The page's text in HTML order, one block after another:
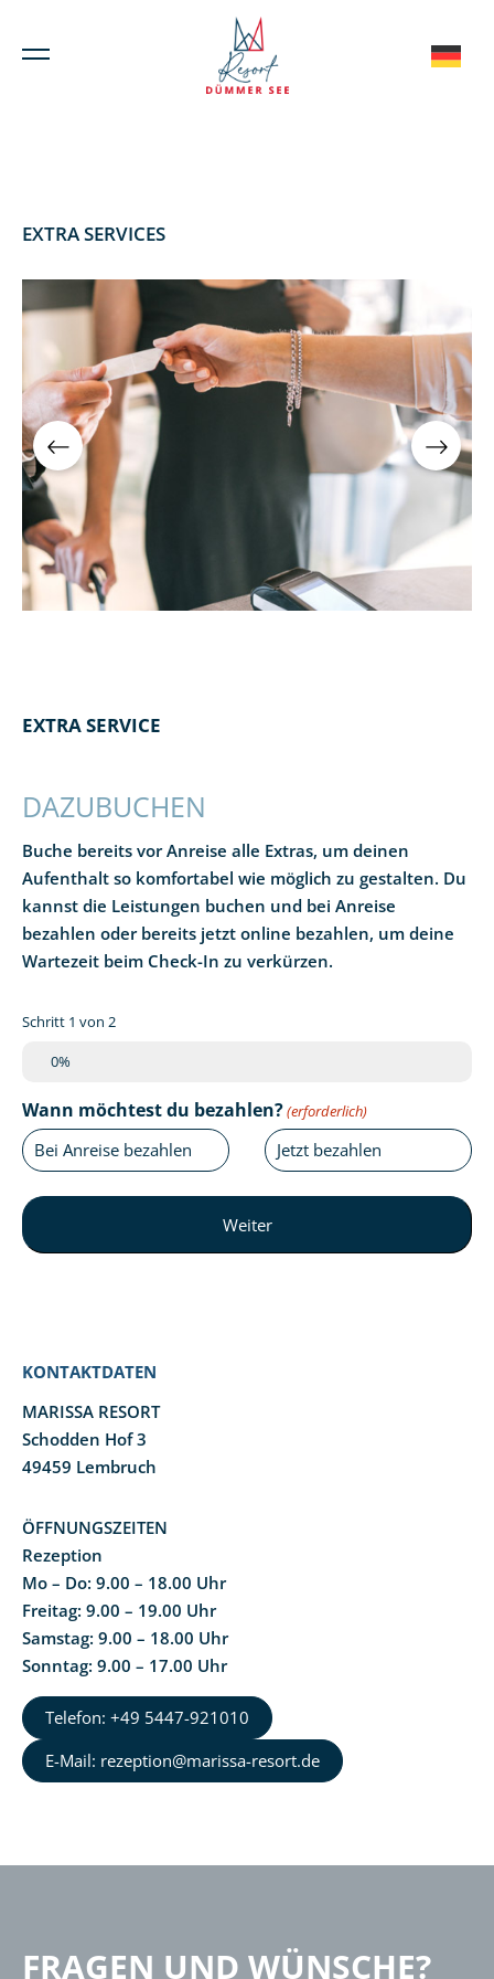
EXTRA SERVICES
EXTRA SERVICE
DAZUBUCHEN
Buche bereits vor Anreise alle Extras, um deinen
Aufenthalt so komfortabel wie möglich zu gestalten. Du
kannst die Leistungen buchen und bei Anreise
bezahlen oder bereits jetzt online bezahlen, um deine
Wartezeit beim Check-In zu verkürzen.
Schritt 1 von 2
0%
Wann möchtest du bezahlen?(erforderlich)
Bei Anreise bezahlen Jetzt bezahlen
KONTAKTDATEN
MARISSA RESORT
Schodden Hof 3
49459 Lembruch
ÖFFNUNGSZEITEN
Rezeption
Mo – Do: 9.00 – 18.00 Uhr
Freitag: 9.00 – 19.00 Uhr
Samstag: 9.00 – 18.00 Uhr
Sonntag: 9.00 – 17.00 Uhr
Telefon: +49 5447-921010
E-Mail: rezeption@marissa-resort.de
FRAGEN UND WÜNSCHE?